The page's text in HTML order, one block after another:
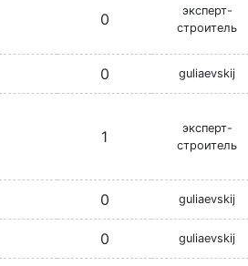
0
эксперт-
строитель
0 guliaevskij
1
эксперт-
строитель
0 guliaevskij
0 guliaevskij